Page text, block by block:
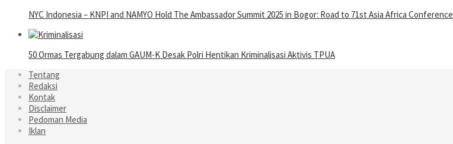
NYC Indonesia – KNPI and NAMYO Hold The Ambassador Summit 2025 in Bogor: Road to 71st Asia Africa Conference
50 Ormas Tergabung dalam GAUM-K Desak Polri Hentikan Kriminalisasi Aktivis TPUA
Tentang
Redaksi
Kontak
Disclaimer
Pedoman Media
Iklan